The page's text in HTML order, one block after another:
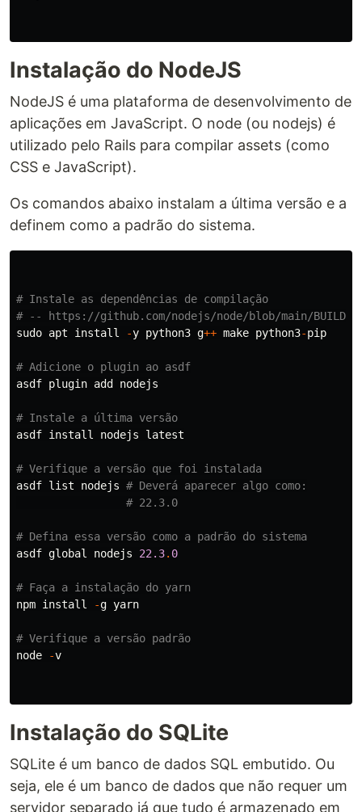
Instalação do NodeJS
NodeJS é uma plataforma de desenvolvimento de
aplicações em JavaScript. O node (ou nodejs) é
utilizado pelo Rails para compilar assets (como
CSS e JavaScript).
Os comandos abaixo instalam a última versão e a
definem como a padrão do sistema.
# Instale as dependências de compilação
# -- https://github.com/nodejs/node/blob/main/
sudo apt install -y python3 g++ make python3-pip
# Adicione o plugin ao asdf
asdf plugin add nodejs
# Instale a última versão
asdf install nodejs latest
# Verifique a versão que foi instalada
asdf list nodejs # Deverá aparecer algo como:
# 22.3.0
# Defina essa versão como a padrão do sistema
asdf global nodejs 22.3. 0
# Faça a instalação do yarn
npm install -g yarn
# Verifique a versão padrão
node
-v
Instalação do SQLite
SQLite é um banco de dados SQL embutido. Ou
seja, ele é um banco de dados que não requer um
servidor separado já que tudo é armazenado em